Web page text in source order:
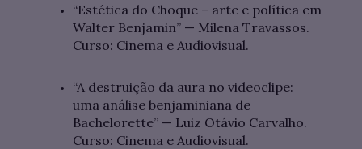
“Estética do Choque – arte e política em
Walter Benjamin” — Milena Travassos.
Curso: Cinema e Audiovisual.
“A destruição da aura no videoclipe:
uma análise benjaminiana de
Bachelorette” — Luiz Otávio Carvalho.
Curso: Cinema e Audiovisual.